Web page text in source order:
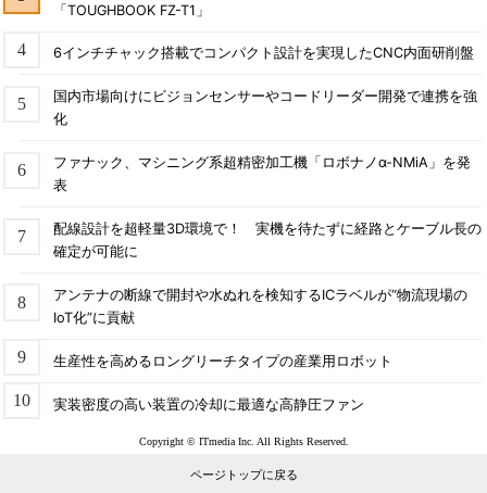
「TOUGHBOOK FZ-T1」
6インチチャック搭載でコンパクト設計を実現したCNC内面研削盤
国内市場向けにビジョンセンサーやコードリーダー開発で連携を強
化
ファナック、マシニング系超精密加工機「ロボナノα-NMiA」を発
表
配線設計を超軽量3D環境で！ 実機を待たずに経路とケーブル長の
確定が可能に
アンテナの断線で開封や水ぬれを検知するICラベルが“物流現場の
IoT化”に貢献
生産性を高めるロングリーチタイプの産業用ロボット
実装密度の高い装置の冷却に最適な高静圧ファン
Copyright © ITmedia Inc. All Rights Reserved.
ページトップに戻る